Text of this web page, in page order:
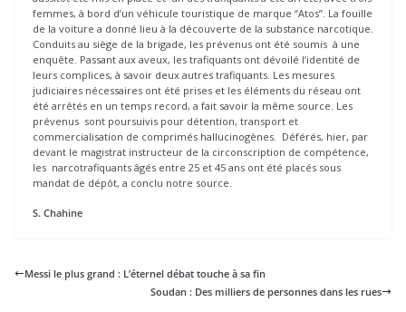
femmes, à bord d’un véhicule touristique de marque ‘’Atos’’. La fouille
de la voiture a donné lieu à la découverte de la substance narcotique.
Conduits au siège de la brigade, les prévenus ont été soumis à une
enquête. Passant aux aveux, les trafiquants ont dévoilé l’identité de
leurs complices, à savoir deux autres trafiquants. Les mesures
judiciaires nécessaires ont été prises et les éléments du réseau ont
été arrêtés en un temps record, a fait savoir la même source. Les
prévenus sont poursuivis pour détention, transport et
commercialisation de comprimés hallucinogènes. Déférés, hier, par
devant le magistrat instructeur de la circonscription de compétence,
les narcotrafiquants âgés entre 25 et 45 ans ont été placés sous
mandat de dépôt, a conclu notre source.
S. Chahine
Messi le plus grand : L’éternel débat touche à sa fin
Soudan : Des milliers de personnes dans les rues